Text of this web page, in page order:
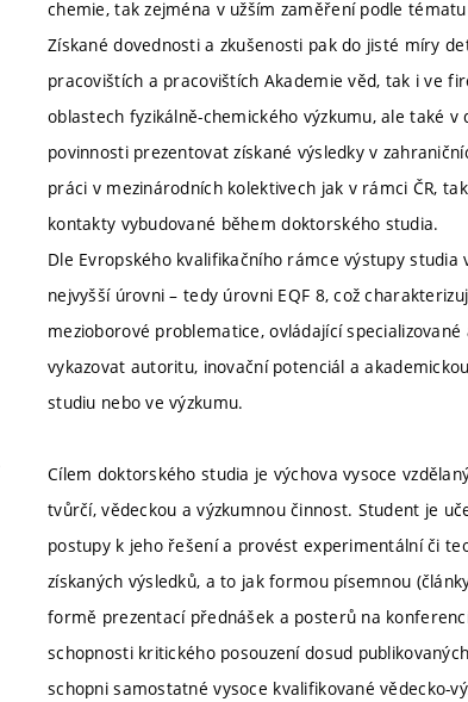
chemie, tak zejména v užším zaměření podle
Získané dovednosti a zkušenosti pak do jisté míry
pracovištích a pracovištích Akademie věd, tak i ve
oblastech fyzikálně-chemického výzkumu, ale také
povinnosti prezentovat získané výsledky v
práci v mezinárodních kolektivech jak v rámci ČR,
kontakty vybudované během doktorského studia.
Dle Evropského kvalifikačního rámce výstupy
nejvyšší úrovni – tedy úrovni EQF 8, což
mezioborové problematice, ovládající
vykazovat autoritu, inovační potenciál a
studiu nebo ve výzkumu.
Cílem doktorského studia je výchova vysoce
tvůrčí, vědeckou a výzkumnou činnost. Student je
postupy k jeho řešení a provést experimentální či
získaných výsledků, a to jak formou písemnou
formě prezentací přednášek a posterů na
schopnosti kritického posouzení dosud
schopni samostatné vysoce kvalifikované vědecko-